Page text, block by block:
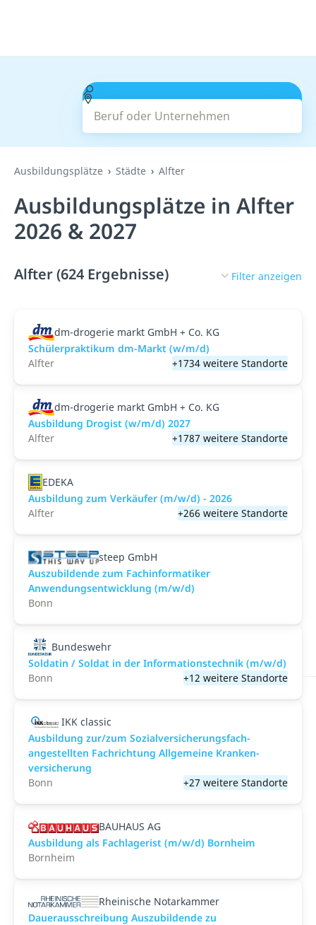
Beruf oder Unternehmen
Suchen
Ausbildungsplätze Städte Alfter
Ausbildungsplätze in Alfter
2026 & 2027
Alfter (624 Ergebnisse) Filter anzeigen
dm-drogerie markt GmbH + Co. KG
Schülerpraktikum dm-Markt (w/m/d)
Alfter
+1734 weitere Standorte
dm-drogerie markt GmbH + Co. KG
Ausbildung Drogist (w/m/d) 2027
Alfter
+1787 weitere Standorte
EDEKA
Ausbildung zum Verkäufer (m/w/d) - 2026
Alfter
+266 weitere Standorte
steep GmbH
Auszubildende zum Fachinformatiker
Anwendungsentwicklung (m/w/d)
Bonn
Bundeswehr
Soldatin / Soldat in der Infor­mations­technik (m/w/d)
Bonn
+12 weitere Standorte
IKK classic
Aus­bild­ung zur/zum Sozial­versicher­ungs­fach­
angestellten­ Fach­richtung All­gemeine Kranken­
versicher­ung
Bonn
+27 weitere Standorte
BAUHAUS AG
Ausbildung als Fachlagerist (m/w/d) Bornheim
Bornheim
Rheinische Notarkammer
Dauerausschreibung Auszubildende zu